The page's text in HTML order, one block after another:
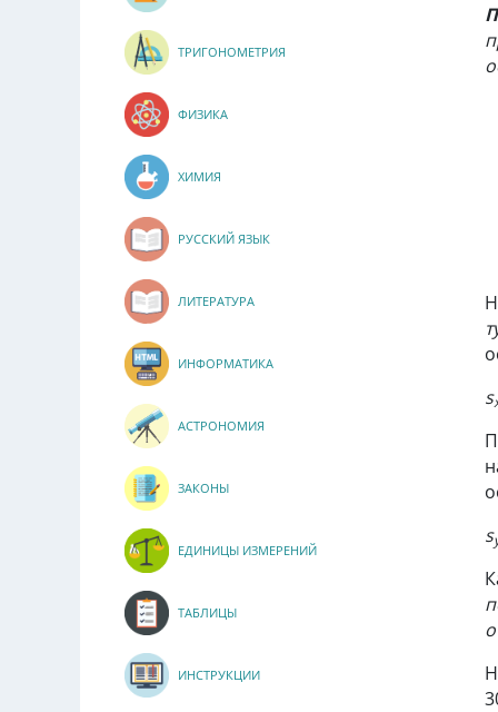
s
s
ТРИГОНОМЕТРИЯ
ФИЗИКА
ХИМИЯ
РУССКИЙ ЯЗЫК
ЛИТЕРАТУРА
ИНФОРМАТИКА
АСТРОНОМИЯ
ЗАКОНЫ
ЕДИНИЦЫ ИЗМЕРЕНИЙ
ТАБЛИЦЫ
ИНСТРУКЦИИ